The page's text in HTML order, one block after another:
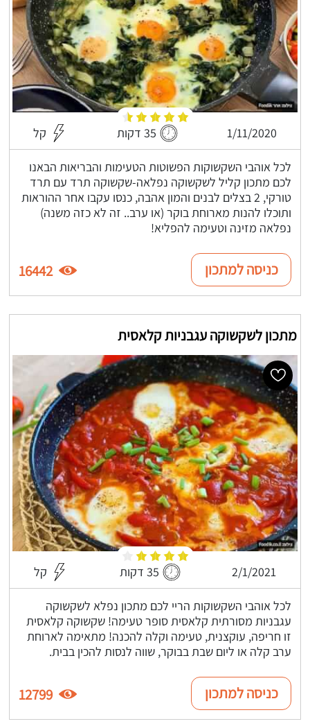
1/11/2020 35 דקות קל
לכל אוהבי השקשוקות הפשוטות הטעימות והבריאות הבאנו
לכם מתכון קליל לשקשוקה נפלאה-שקשוקה תרד עם תרד
טורקי, 2 בצלים לבנים והמון אהבה, כנסו עקבו אחר ההוראות
ותוכלו להנות מארוחת בוקר (או ערב.. זה לא כזה משנה)
נפלאה מזינה וטעימה להפליא!
כניסה למתכון 16442
מתכון לשקשוקה עגבניות קלאסית
2/1/2021 35 דקות קל
לכל אוהבי השקשוקות הריי לכם מתכון נפלא לשקשוקה
עגבניות מסורתית קלאסית סופר טעימה! שקשוקה קלאסית
זו חריפה, עוקצנית, טעימה וקלה להכנה! מתאימה לארוחת
ערב קלה או ליום שבת בבוקר, שווה לנסות להכין בבית.
כניסה למתכון 12799